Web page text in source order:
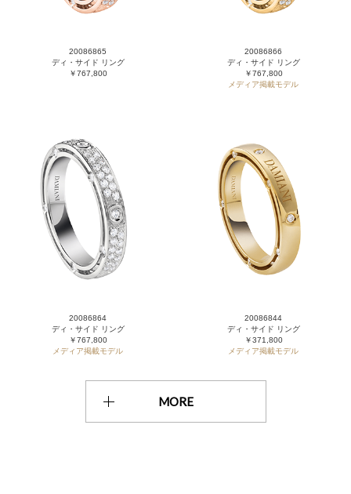
20086865
ディ・サイド リング
￥767,800
20086866
ディ・サイド リング
￥767,800
メディア掲載モデル
20086864
ディ・サイド リング
￥767,800
メディア掲載モデル
20086844
ディ・サイド リング
￥371,800
メディア掲載モデル
MORE